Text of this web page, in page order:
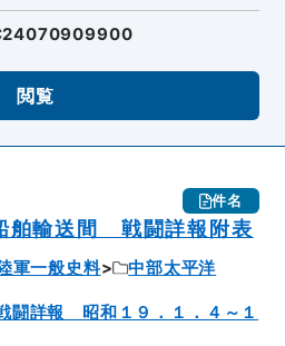
閲覧
件名
舶輸送間 戦闘詳報附表
軍一般史料
中部太平洋
闘詳報 昭和１９．１．４～１